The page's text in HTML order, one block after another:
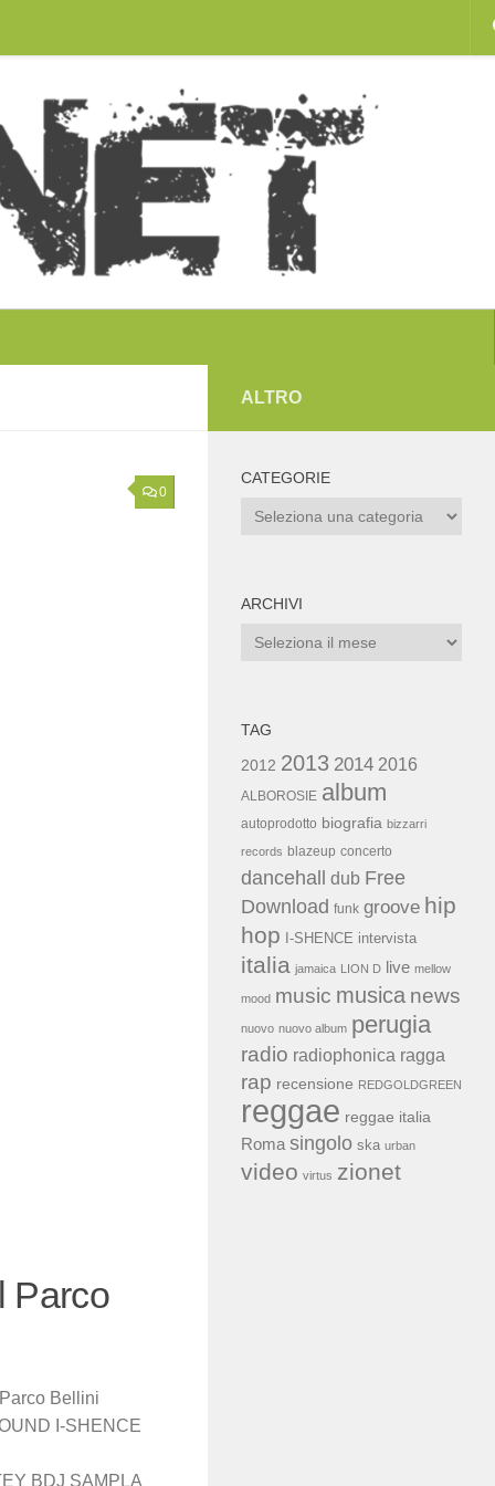
0
Bellini
I-SHENCE
BDJ SAMPLA
ALTRO
CATEGORIE
Categorie
ARCHIVI
Archivi
TAG
2012 2013 2014 2016
ALBOROSIE album
autoprodotto biografia bizzarri
records blazeup concerto
dancehall dub Free
Download funk groove hip
hop I-SHENCE intervista
italia jamaica LION D live mellow
mood music musica news
nuovo nuovo album perugia
radio radiophonica ragga
rap recensione REDGOLDGREEN
reggae reggae italia
Roma singolo ska urban
video virtus zionet